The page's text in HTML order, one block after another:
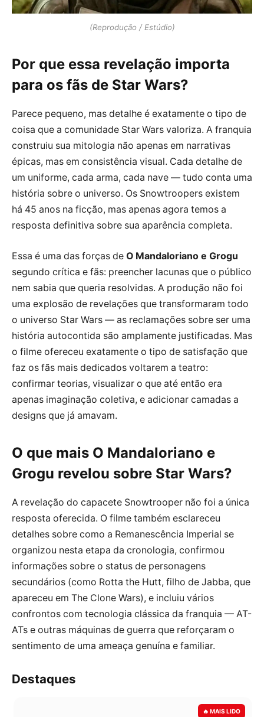
(Reprodução / Estúdio)
Por que essa revelação importa
para os fãs de Star Wars?
Parece pequeno, mas detalhe é exatamente o tipo de
coisa que a comunidade Star Wars valoriza. A franquia
construiu sua mitologia não apenas em narrativas
épicas, mas em consistência visual. Cada detalhe de
um uniforme, cada arma, cada nave — tudo conta uma
história sobre o universo. Os Snowtroopers existem
há 45 anos na ficção, mas apenas agora temos a
resposta definitiva sobre sua aparência completa.
Essa é uma das forças de O Mandaloriano e Grogu
segundo crítica e fãs: preencher lacunas que o público
nem sabia que queria resolvidas. A produção não foi
uma explosão de revelações que transformaram todo
o universo Star Wars — as reclamações sobre ser uma
história autocontida são amplamente justificadas. Mas
o filme ofereceu exatamente o tipo de satisfação que
faz os fãs mais dedicados voltarem a teatro:
confirmar teorias, visualizar o que até então era
apenas imaginação coletiva, e adicionar camadas a
designs que já amavam.
O que mais O Mandaloriano e
Grogu revelou sobre Star Wars?
A revelação do capacete Snowtrooper não foi a única
resposta oferecida. O filme também esclareceu
detalhes sobre como a Remanescência Imperial se
organizou nesta etapa da cronologia, confirmou
informações sobre o status de personagens
secundários (como Rotta the Hutt, filho de Jabba, que
apareceu em The Clone Wars), e incluiu vários
confrontos com tecnologia clássica da franquia — AT-
ATs e outras máquinas de guerra que reforçaram o
sentimento de uma ameaça genuína e familiar.
Destaques